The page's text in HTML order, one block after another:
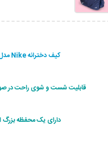
کیف دخترانه Nike مدل Doriana
قابلیت شست و شوی راحت در
دارای یک محفظه بزرگ